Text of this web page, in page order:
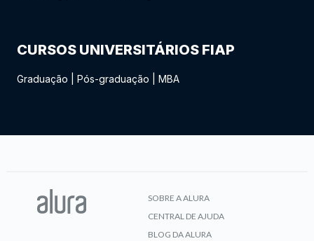
CURSOS UNIVERSITÁRIOS FIAP
Graduação Pós-graduação MBA
SOBRE A ALURA
CENTRAL DE AJUDA
BLOG DA ALURA